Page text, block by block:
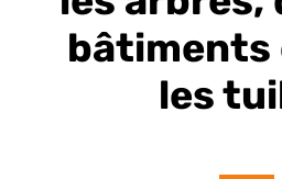
bâtiments
les